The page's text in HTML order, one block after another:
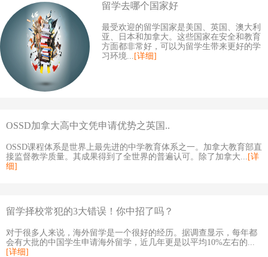
留学去哪个国家好
最受欢迎的留学国家是美国、英国、澳大利
亚、日本和加拿大。这些国家在安全和教育
方面都非常好，可以为留学生带来更好的学
习环境... [详细]
OSSD加拿大高中文凭申请优势之英国..
OSSD课程体系是世界上最先进的中学教育体系之一。加拿大教育部直
接监督教学质量。其成果得到了全世界的普遍认可。除了加拿大... [详
细]
留学择校常犯的3大错误！你中招了吗？
对于很多人来说，海外留学是一个很好的经历。据调查显示，每年都
会有大批的中国学生申请海外留学，近几年更是以平均10%左右的...
[详细]